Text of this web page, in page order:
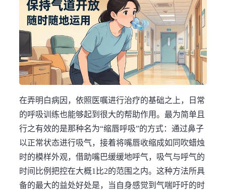
在弄明白病因，依照医嘱进行治疗的基础之上，日常
的呼吸训练也能够起到很大的帮助作用。最为简单且
行之有效的是那种名为“缩唇呼吸”的方式：通过鼻子
以正常状态进行吸气，接着将嘴唇收缩成如同吹蜡烛
时的模样外观，借助嘴巴缓缓地呼气，吸气与呼气的
时间比例把控在大概1比2的范围之内。这种方法所具
备的最大的益处好处是，当自身感觉到气喘吁吁的时